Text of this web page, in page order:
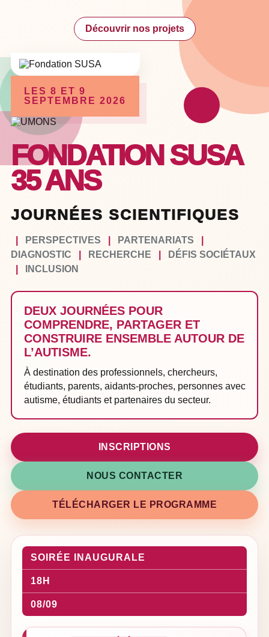
Découvrir nos projets
LES 8 ET 9
SEPTEMBRE 2026
FONDATION SUSA
35 ANS
JOURNÉES SCIENTIFIQUES
PERSPECTIVES PARTENARIATS
DIAGNOSTIC
RECHERCHE
DÉFIS SOCIÉTAUX
INCLUSION
DEUX JOURNÉES POUR
COMPRENDRE, PARTAGER ET
CONSTRUIRE ENSEMBLE AUTOUR DE
L’AUTISME.
À destination des professionnels, chercheurs,
étudiants, parents, aidants-proches, personnes avec
autisme, étudiants et partenaires du secteur.
INSCRIPTIONS
NOUS CONTACTER
TÉLÉCHARGER LE PROGRAMME
SOIRÉE INAUGURALE
18H
08/09